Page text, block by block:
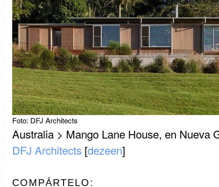
Foto: DFJ Architects
Australia > Mango Lane House, en Nueva
DFJ Architects [dezeen]
COMPÁRTELO: